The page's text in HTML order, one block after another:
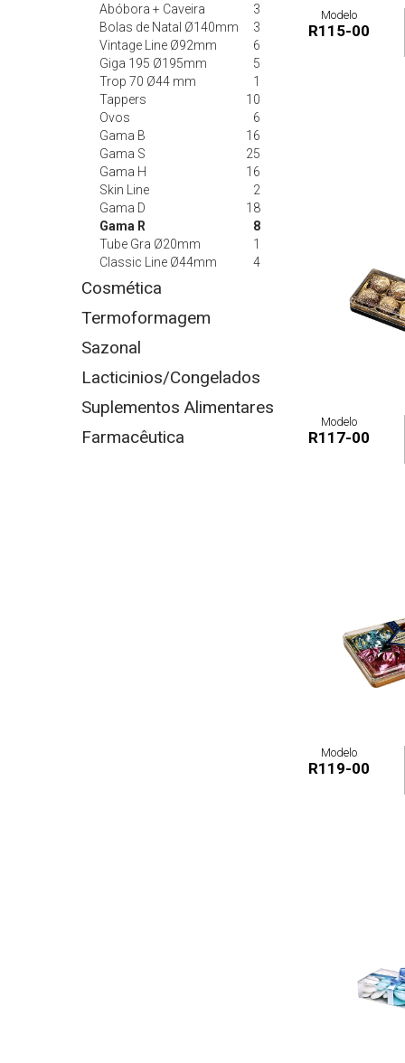
Abóbora + Caveira
3
Bolas de Natal Ø140mm
3
Vintage Line Ø92mm
6
Giga 195 Ø195mm
5
Trop 70 Ø44 mm
1
Tappers
10
Ovos
6
Gama B
16
Gama S
25
Gama H
16
Skin Line
2
Gama D
18
Gama R
8
Tube Gra Ø20mm
1
Classic Line Ø44mm
4
Cosmética
Termoformagem
Sazonal
Lacticinios/Congelados
Suplementos Alimentares
Farmacêutica
Modelo
R115-00
Modelo
R117-00
Modelo
R119-00